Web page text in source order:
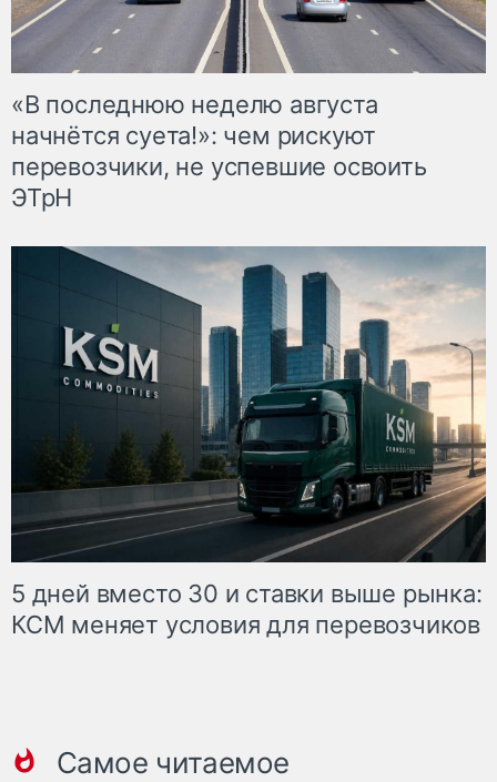
«В последнюю неделю августа
начнётся суета!»: чем рискуют
перевозчики, не успевшие освоить
ЭТрН
5 дней вместо 30 и ставки выше рынка:
КСМ меняет условия для перевозчиков
Самое читаемое